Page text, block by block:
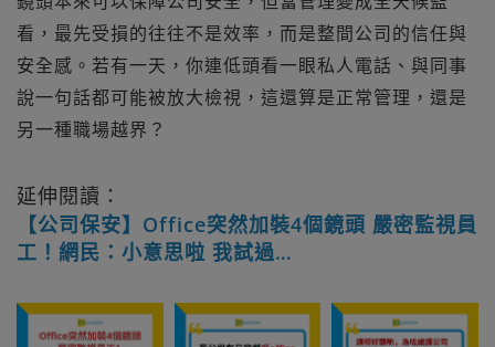
看，最先受損的往往不是效率，而是整間公司的信任與
安全感。若有一天，你連低頭看一眼私人電話、與同事
說一句話都可能被放大檢視，這還算是正常管理，還是
另一種職場越界？
延伸閱讀：
【公司保安】Office突然加裝4個鏡頭 嚴密監視員
工！網民：小意思啦 我試過…